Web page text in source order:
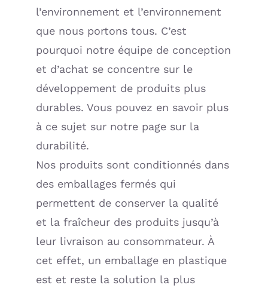
l’environnement et l’environnement
que nous portons tous. C’est
pourquoi notre équipe de conception
et d’achat se concentre sur le
développement de produits plus
durables. Vous pouvez en savoir plus
à ce sujet sur notre page sur la
durabilité.
Nos produits sont conditionnés dans
des emballages fermés qui
permettent de conserver la qualité
et la fraîcheur des produits jusqu’à
leur livraison au consommateur. À
cet effet, un emballage en plastique
est et reste la solution la plus